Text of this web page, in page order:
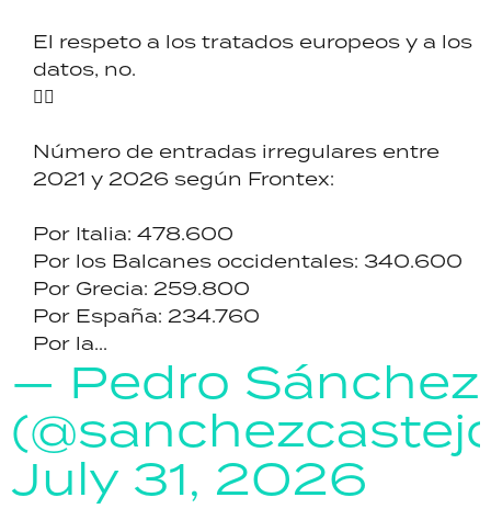
El respeto a los tratados europeos y a los
datos, no.
👇🏼
Número de entradas irregulares entre
2021 y 2026 según Frontex:
Por Italia: 478.600
Por los Balcanes occidentales: 340.600
Por Grecia: 259.800
Por España: 234.760
Por la...
— Pedro Sánchez
July 31, 2026